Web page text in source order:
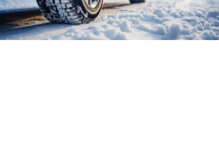
Gratis bezorgd of montage bij jou in de buurt
Seizoen:
Merken: